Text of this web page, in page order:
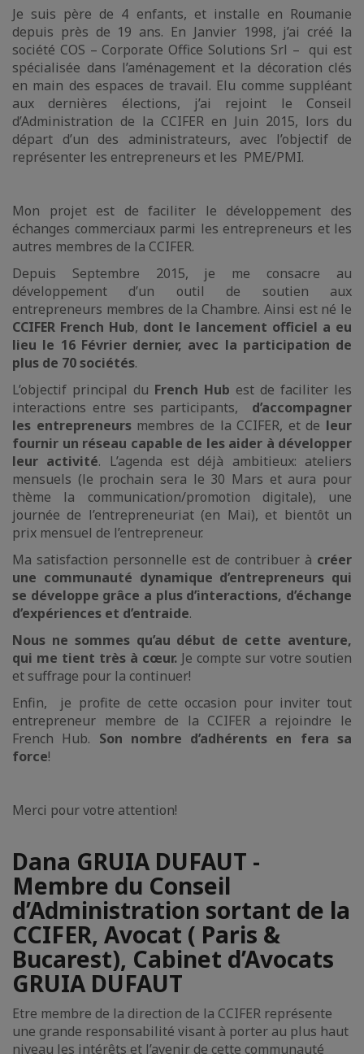
Je suis père de 4 enfants, et installe en Roumanie
depuis près de 19 ans. En Janvier 1998, j’ai créé la
société COS – Corporate Office Solutions Srl – qui est
spécialisée dans l’aménagement et la décoration clés
en main des espaces de travail. Elu comme suppléant
aux dernières élections, j’ai rejoint le Conseil
d’Administration de la CCIFER en Juin 2015, lors du
départ d’un des administrateurs, avec l’objectif de
représenter les entrepreneurs et les PME/PMI.
Mon projet est de faciliter le développement des
échanges commerciaux parmi les entrepreneurs et les
autres membres de la CCIFER.
Depuis Septembre 2015, je me consacre au
développement d’un outil de soutien aux
entrepreneurs membres de la Chambre. Ainsi est né le
CCIFER French Hub, dont le lancement officiel a eu
lieu le 16 Février dernier, avec la participation de
plus de 70 sociétés.
L’objectif principal du French Hub est de faciliter les
interactions entre ses participants,
d’accompagner
les entrepreneursmembres de la CCIFER, et de leur
fournir un réseau capable de les aider à développer
leur activité. L’agenda est déjà ambitieux: ateliers
mensuels (le prochain sera le 30 Mars et aura pour
thème la communication/promotion digitale), une
journée de l’entrepreneuriat (en Mai), et bientôt un
prix mensuel de l’entrepreneur.
Ma satisfaction personnelle est de contribuer à créer
une communauté dynamique d’entrepreneurs qui
se développe grâce a plus d’interactions, d’échange
d’expériences et d’entraide.
Nous ne sommes qu’au début de cette aventure,
qui me tient très à cœur. Je compte sur votre soutien
et suffrage pour la continuer!
Enfin, je profite de cette occasion pour inviter tout
entrepreneur membre de la CCIFER a rejoindre le
French Hub. Son nombre d’adhérents en fera sa
force!
Merci pour votre attention!
Dana GRUIA DUFAUT -
Membre du Conseil
d’Administration sortant de la
CCIFER, Avocat ( Paris &
Bucarest), Cabinet d’Avocats
GRUIA DUFAUT
Etre membre de la direction de la CCIFER représente
une grande responsabilité visant à porter au plus haut
niveau les intérêts et l’avenir de cette communauté